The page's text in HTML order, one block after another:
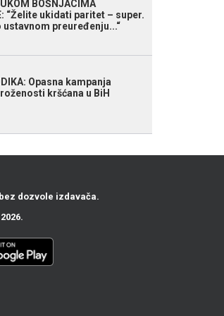
BOŠNJACIMA
“Želite ukidati paritet – super.
preuređenju...“
Opasna kampanja
kršćana u BiH
dozvole izdavača.